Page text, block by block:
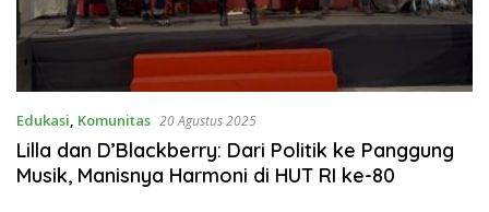
Edukasi, Komunitas 20 Agustus 2025
Lilla dan D’Blackberry: Dari Politik ke Panggung
Musik, Manisnya Harmoni di HUT RI ke-80